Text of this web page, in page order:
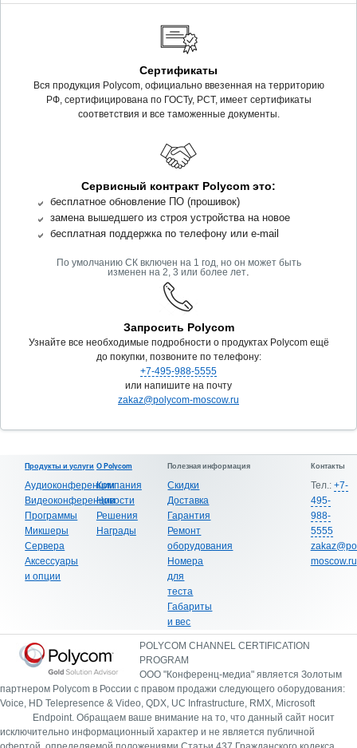
Сертификаты
Вся продукция Polycom, официально ввезенная на территорию
РФ, сертифицирована по ГОСТу, РСТ, имеет сертификаты
соответствия и все таможенные документы.
Сервисный контракт Polycom это:
бесплатное обновление ПО (прошивок)
замена вышедшего из строя устройства на новое
бесплатная поддержка по телефону или e-mail
По умолчанию СК включен на 1 год, но он может быть
изменен на 2, 3 или более лет.
Запросить Polycom
Узнайте все необходимые подробности о продуктах Polycom ещё
до покупки, позвоните по телефону:
+7-495-988-5555
или напишите на почту
zakaz@polycom-moscow.ru
Продукты и услуги
Аудиоконференции
Видеоконференции
Программы
Микшеры
Сервера
Аксессуары
и опции
О Polycom
Компания
Новости
Решения
Награды
Полезная информация
Скидки
Доставка
Гарантия
Ремонт
оборудования
Номера
для
теста
Габариты
и вес
Контакты
Тел.: +7-
495-
988-
5555
moscow.ru
POLYCOM CHANNEL CERTIFICATION
PROGRAM
ООО "Конференц-медиа" является Золотым
партнером Polycom в России с правом продажи следующего оборудования:
Voice, HD Telepresence & Video, QDX, UC Infrastructure, RMX, Microsoft
Endpoint. Обращаем ваше внимание на то, что данный сайт носит
исключительно информационный характер и не является публичной